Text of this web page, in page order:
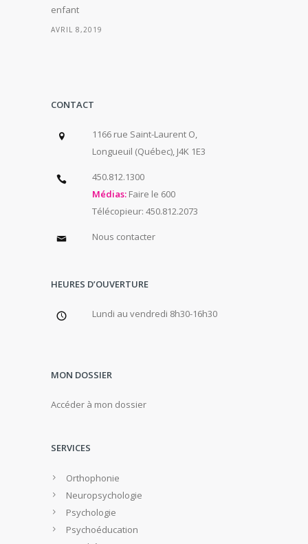
enfant
AVRIL 8,2019
CONTACT
1166 rue Saint-Laurent O,
Longueuil (Québec), J4K 1E3
450.812.1300
Médias: Faire le 600
Télécopieur: 450.812.2073
Nous contacter
HEURES D’OUVERTURE
Lundi au vendredi 8h30-16h30
MON DOSSIER
Accéder à mon dossier
SERVICES
Orthophonie
Neuropsychologie
Psychologie
Psychoéducation